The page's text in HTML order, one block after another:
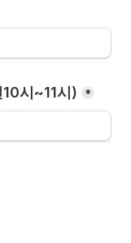
시~11시) *